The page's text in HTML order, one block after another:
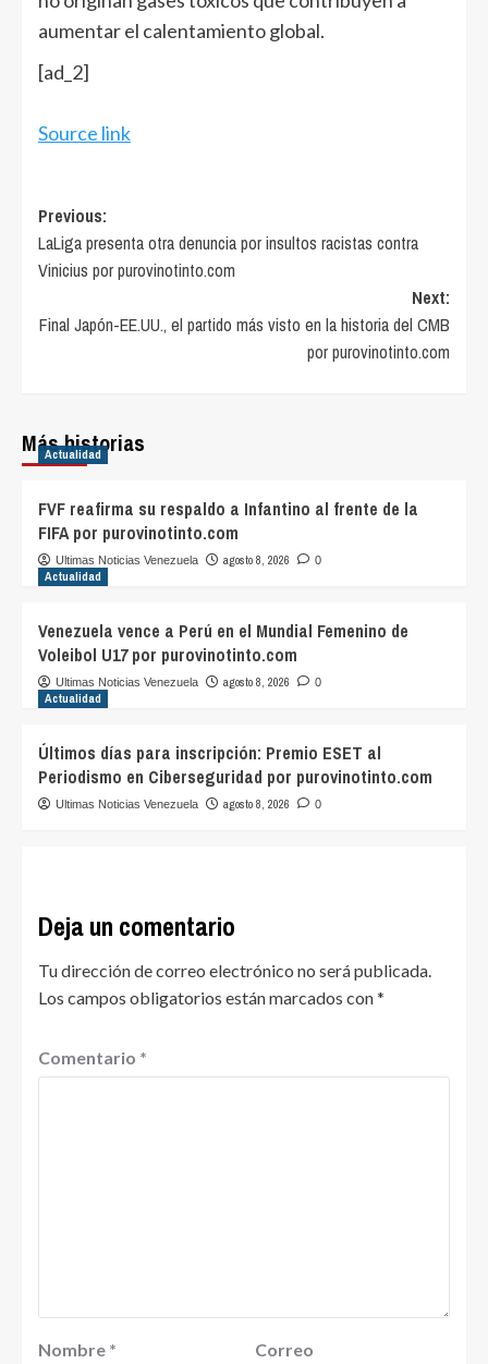
aumentar el calentamiento global.
[ad_2]
Source link
Post
navigation
Previous:
LaLiga presenta otra denuncia por insultos racistas contra
Vinicius por purovinotinto.com
Next:
Final Japón-EE.UU., el partido más visto en la historia del CMB
por purovinotinto.com
Más historias
Actualidad
FVF reafirma su respaldo a Infantino al frente de la
FIFA por purovinotinto.com
Ultimas Noticias Venezuela agosto 8, 2026 0
Actualidad
Venezuela vence a Perú en el Mundial Femenino de
Voleibol U17 por purovinotinto.com
Ultimas Noticias Venezuela agosto 8, 2026 0
Actualidad
Últimos días para inscripción: Premio ESET al
Periodismo en Ciberseguridad por purovinotinto.com
Ultimas Noticias Venezuela agosto 8, 2026 0
Deja un comentario
Tu dirección de correo electrónico no será publicada.
Los campos obligatorios están marcados con*
Comentario *
Nombre *
Correo